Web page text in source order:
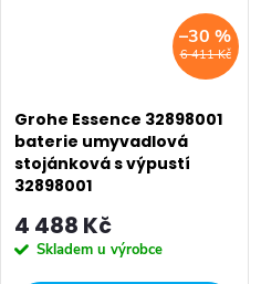
6 411 Kč
–30 %
Grohe Essence 32898001
baterie umyvadlová
stojánková s výpustí
32898001
4 488 Kč
Skladem u výrobce